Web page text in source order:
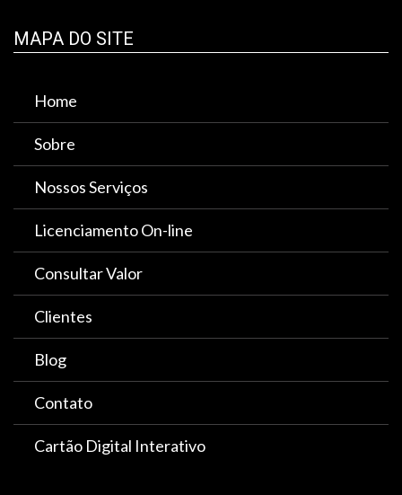
MAPA DO SITE
Home
Sobre
Nossos Serviços
Licenciamento On-line
Consultar Valor
Clientes
Blog
Contato
Cartão Digital Interativo